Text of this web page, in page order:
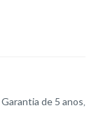
Garantia de 5 anos,